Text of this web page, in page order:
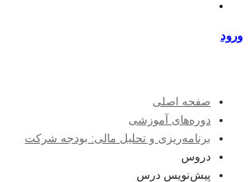
ورود
صفحه اصلی
دوره‌های آموزشی
برنامه‌ریزی و تحلیل مالی: بودجه شرکت
دروس
پیش‌نویس درس